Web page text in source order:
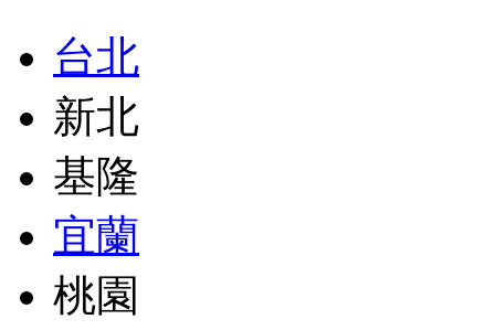
台北
新北
基隆
宜蘭
桃園